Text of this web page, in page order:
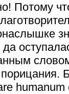
Потому
humanum